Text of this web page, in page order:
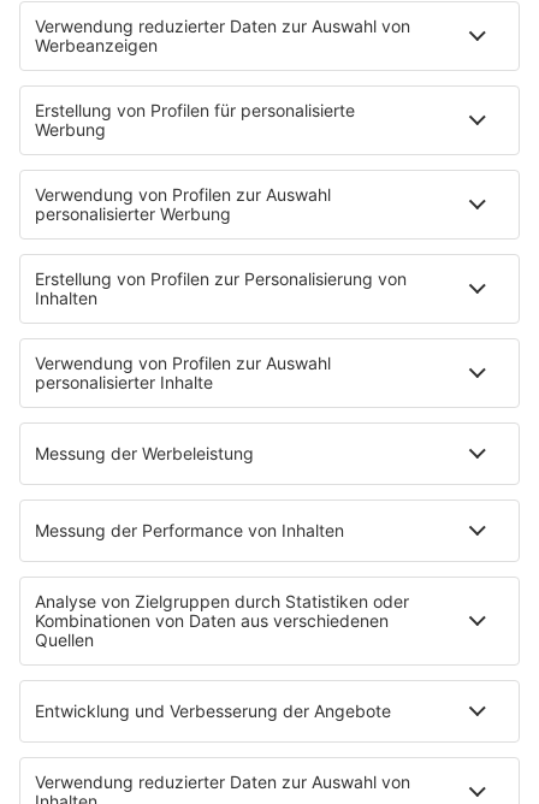
Was macht eigentlich
Armand van Helden?
In den 90ern ging der Höhenflug von House-DJ Armand
van Helden los. Bis heute hat dieser nicht wirklich
nachgelassen!
Immer noch nicht genug?
williamorbit via Instagram